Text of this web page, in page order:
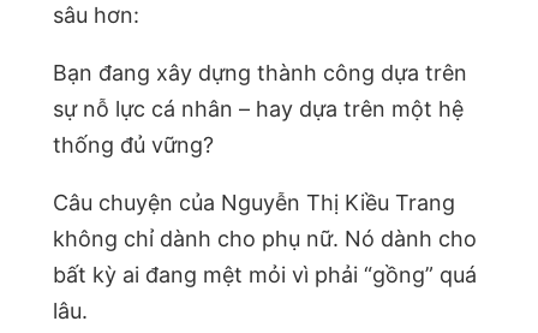
sâu hơn:
Bạn đang xây dựng thành công dựa trên
sự nỗ lực cá nhân – hay dựa trên một hệ
thống đủ vững?
Câu chuyện của Nguyễn Thị Kiều Trang
không chỉ dành cho phụ nữ. Nó dành cho
bất kỳ ai đang mệt mỏi vì phải “gồng” quá
lâu.